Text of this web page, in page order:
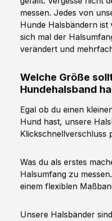
messen. Jedes von
Hunde Halsbändern
sich mal der
verändert und
Welche Größe
Hundehalsband
Egal ob du einen
Hund hast, unsere
Klickschnellverschluss
Was du als erstes
Halsumfang zu
einem flexiblen
Unsere Halsbänder